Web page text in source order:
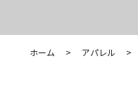
ホーム > アパレル >